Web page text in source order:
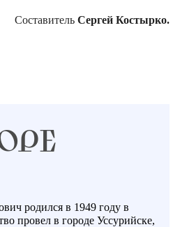
Составитель Сергей Костырко.
родился в 1949 году в
провел в городе Уссурийске,